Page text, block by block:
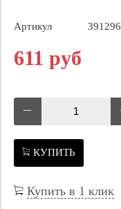
Артикул 391296
611 руб
КУПИТЬ
Купить в 1 клик